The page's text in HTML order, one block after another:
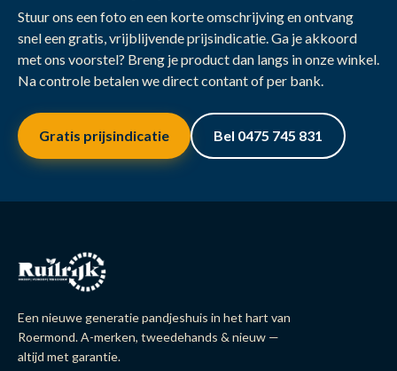
Stuur ons een foto en een korte omschrijving en ontvang
snel een gratis, vrijblijvende prijsindicatie. Ga je akkoord
met ons voorstel? Breng je product dan langs in onze winkel.
Na controle betalen we direct contant of per bank.
Gratis prijsindicatie Bel 0475 745 831
Een nieuwe generatie pandjeshuis in het hart van
Roermond. A-merken, tweedehands & nieuw —
altijd met garantie.